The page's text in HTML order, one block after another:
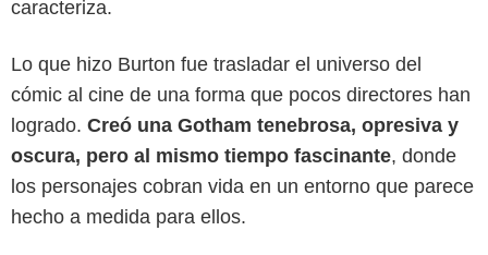
caracteriza.
Lo que hizo Burton fue trasladar el universo del
cómic al cine de una forma que pocos directores han
logrado. Creó una Gotham tenebrosa, opresiva y
oscura, pero al mismo tiempo fascinante, donde
los personajes cobran vida en un entorno que parece
hecho a medida para ellos.